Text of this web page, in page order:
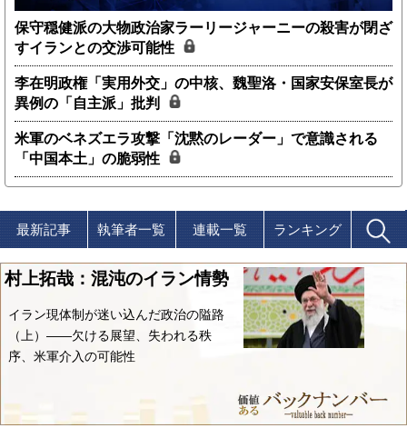
保守穏健派の大物政治家ラーリージャーニーの殺害が閉ざ
すイランとの交渉可能性
李在明政権「実用外交」の中核、魏聖洛・国家安保室長が
異例の「自主派」批判
米軍のベネズエラ攻撃「沈黙のレーダー」で意識される
「中国本土」の脆弱性
最新記事 執筆者一覧 連載一覧 ランキング
村上拓哉：混沌のイラン情勢
イラン現体制が迷い込んだ政治の隘路
（上）――欠ける展望、失われる秩
序、米軍介入の可能性